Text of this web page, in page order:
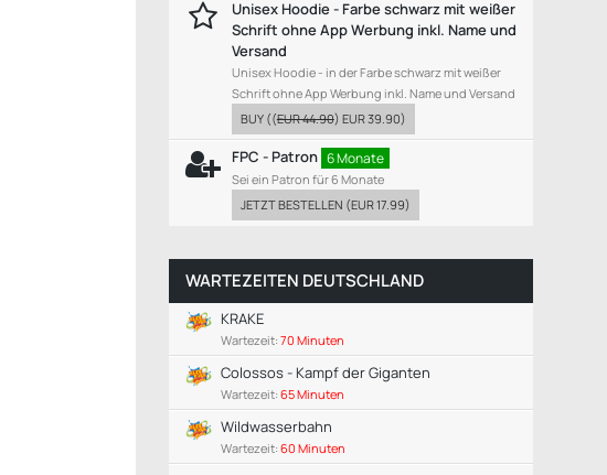
Unisex Hoodie - Farbe schwarz mit weißer
Schrift ohne App Werbung inkl. Name und
Versand
Unisex Hoodie - in der Farbe schwarz mit weißer
Schrift ohne App Werbung inkl. Name und Versand
BUY ((EUR 44.90) EUR 39.90)
FPC - Patron 6 Monate
Sei ein Patron für 6 Monate
JETZT BESTELLEN (EUR 17.99)
WARTEZEITEN DEUTSCHLAND
KRAKE
Wartezeit: 70 Minuten
Colossos - Kampf der Giganten
Wartezeit: 65 Minuten
Wildwasserbahn
Wartezeit: 60 Minuten